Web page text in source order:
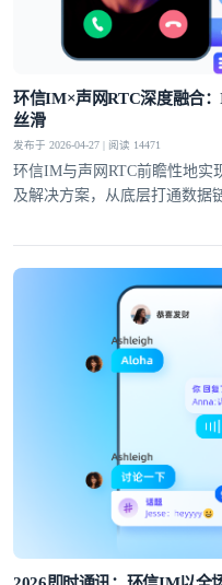
环信IM×声网RTC深度融合
丝滑
发布于 2026-04-27 | 阅读 14471
环信IM与声网RTC前瞻性地实
及解决方案，从底层打通数据
不了，谢谢